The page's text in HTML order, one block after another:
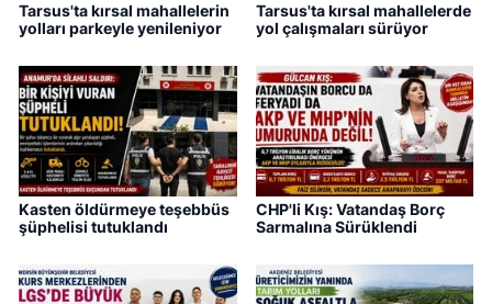
Tarsus'ta kırsal mahallelerin
yolları parkeyle yenileniyor
Tarsus'ta kırsal mahallelerde
yol çalışmaları sürüyor
Kasten öldürmeye teşebbüs
şüphelisi tutuklandı
CHP'li Kış: Vatandaş Borç
Sarmalına Sürüklendi